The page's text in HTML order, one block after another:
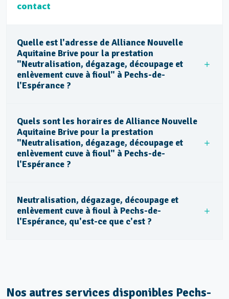
contact
Quelle est l'adresse de Alliance Nouvelle
Aquitaine Brive pour la prestation
"Neutralisation, dégazage, découpage et
enlèvement cuve à fioul" à Pechs-de-
l'Espérance ?
Quels sont les horaires de Alliance Nouvelle
Aquitaine Brive pour la prestation
"Neutralisation, dégazage, découpage et
enlèvement cuve à fioul" à Pechs-de-
l'Espérance ?
Neutralisation, dégazage, découpage et
enlèvement cuve à fioul à Pechs-de-
l'Espérance, qu'est-ce que c'est ?
Nos autres services disponibles Pechs-